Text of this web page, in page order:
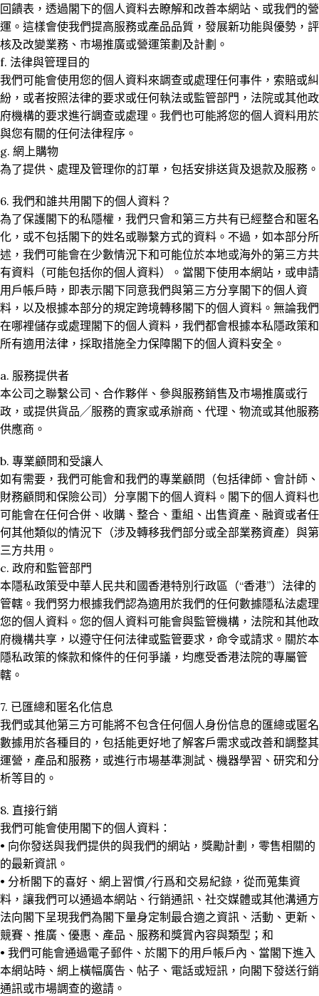
回饋表，透過閣下的個人資料去瞭解和改善本網站、或我們的營
運。這樣會使我們提高服務或產品品質，發展新功能與優勢，評
核及改變業務、市場推廣或營運策劃及計劃。
f. 法律與管理目的
我們可能會使用您的個人資料來調查或處理任何事件，索賠或糾
紛，或者按照法律的要求或任何執法或監管部門，法院或其他政
府機構的要求進行調查或處理。我們也可能將您的個人資料用於
與您有關的任何法律程序。
g. 網上購物
為了提供、處理及管理你的訂單，包括安排送貨及退款及服務。
6. 我們和誰共用閣下的個人資料？
為了保護閣下的私隱權，我們只會和第三方共有已經整合和匿名
化，或不包括閣下的姓名或聯繫方式的資料。不過，如本部分所
述，我們可能會在少數情況下和可能位於本地或海外的第三方共
有資料（可能包括你的個人資料）。當閣下使用本網站，或申請
用戶帳戶時，即表示閣下同意我們與第三方分享閣下的個人資
料，以及根據本部分的規定跨境轉移閣下的個人資料。無論我們
在哪裡儲存或處理閣下的個人資料，我們都會根據本私隱政策和
所有適用法律，採取措施全力保障閣下的個人資料安全。
a. 服務提供者
本公司之聯繫公司、合作夥伴、參與服務銷售及市場推廣或行
政，或提供貨品╱服務的賣家或承辦商、代理、物流或其他服務
供應商。
b. 專業顧問和受讓人
如有需要，我們可能會和我們的專業顧問（包括律師、會計師、
財務顧問和保險公司）分享閣下的個人資料。閣下的個人資料也
可能會在任何合併、收購、整合、重組、出售資產、融資或者任
何其他類似的情況下（涉及轉移我們部分或全部業務資產）與第
三方共用。
c. 政府和監管部門
本隱私政策受中華人民共和國香港特別行政區（“香港”）法律的
管轄。我們努力根據我們認為適用於我們的任何數據隱私法處理
您的個人資料。您的個人資料可能會與監管機構，法院和其他政
府機構共享，以遵守任何法律或監管要求，命令或請求。關於本
隱私政策的條款和條件的任何爭議，均應受香港法院的專屬管
轄。
7. 已匯總和匿名化信息
我們或其他第三方可能將不包含任何個人身份信息的匯總或匿名
數據用於各種目的，包括能更好地了解客戶需求或改善和調整其
運營，產品和服務，或進行市場基準測試、機器學習、研究和分
析等目的。
8. 直接行銷
我們可能會使用閣下的個人資料：
• 向你發送與我們提供的與我們的網站，獎勵計劃，零售相關的
的最新資訊。
• 分析閣下的喜好、網上習慣/行爲和交易紀錄，從而蒐集資
料，讓我們可以通過本網站、行銷通訊、社交媒體或其他溝通方
法向閣下呈現我們為閣下量身定制最合適之資訊、活動、更新、
競賽、推廣、優惠、產品、服務和獎賞內容與類型；和
• 我們可能會通過電子郵件、於閣下的用戶帳戶內、當閣下進入
本網站時、網上橫幅廣告、帖子、電話或短訊，向閣下發送行銷
通訊或市場調查的邀請。